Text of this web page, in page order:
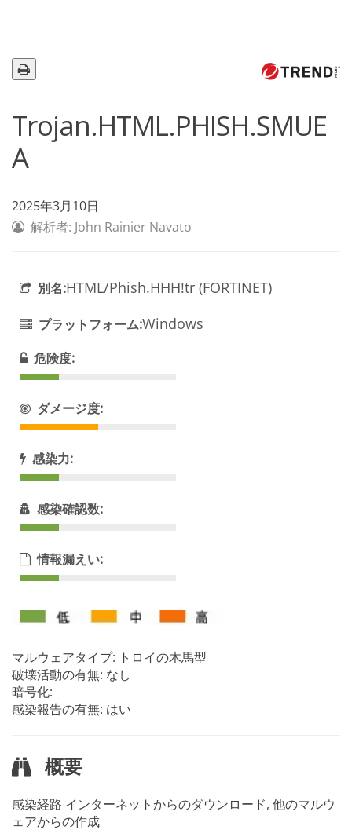
Trojan.HTML.PHISH.SMUE
A
2025年3月10日
解析者: John Rainier Navato
別名:HTML/Phish.HHH!tr (FORTINET)
プラットフォーム:Windows
危険度:
ダメージ度:
感染力:
感染確認数:
情報漏えい:
マルウェアタイプ: トロイの木馬型
破壊活動の有無: なし
暗号化:
感染報告の有無: はい
概要
感染経路 インターネットからのダウンロード, 他のマルウ
ェアからの作成